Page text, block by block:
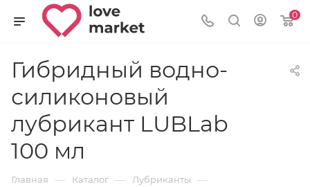
0
Гибридный водно-
силиконовый
лубрикант LUBLab
100 мл
Главная — Каталог — Лубриканты —